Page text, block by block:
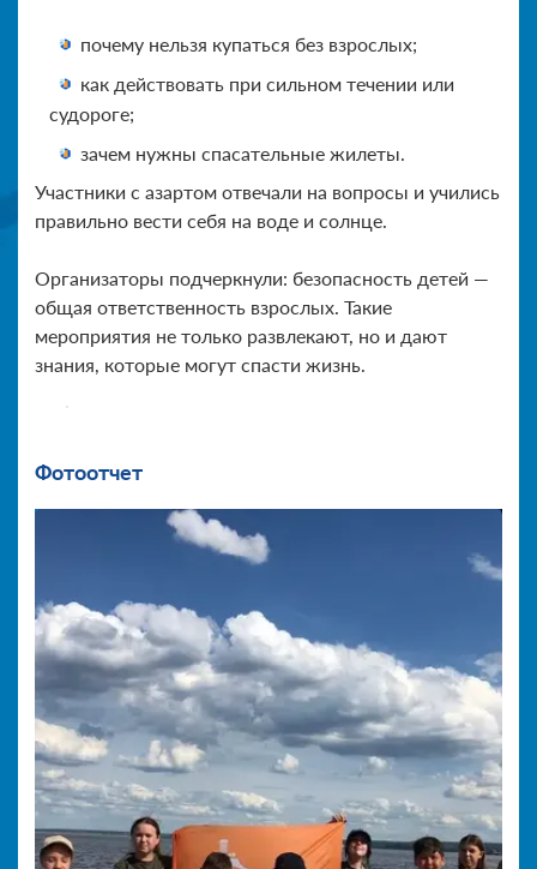
почему нельзя купаться без взрослых;
как действовать при сильном течении или
судороге;
зачем нужны спасательные жилеты.
Участники с азартом отвечали на вопросы и учились
правильно вести себя на воде и солнце.
Организаторы подчеркнули: безопасность детей —
общая ответственность взрослых. Такие
мероприятия не только развлекают, но и дают
знания, которые могут спасти жизнь.
Фотоотчет